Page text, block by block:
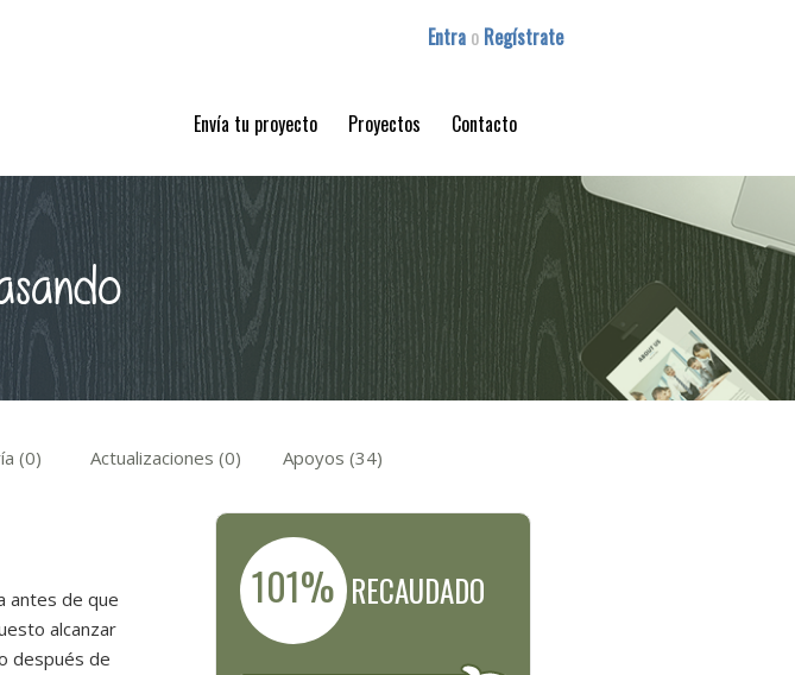
Entra o Regístrate
Envía tu proyecto Proyectos Contacto
(0) Actualizaciones (0) Apoyos (34)
antes de que
alcanzar
después de
101% RECAUDADO